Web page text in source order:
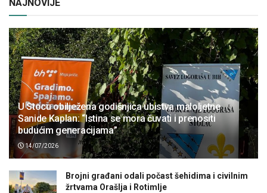
NAJNOVIJE
U Stocu obilježena godišnjica ubistva maloljetne
Sanide Kaplan: “Istina se mora čuvati i prenositi
budućim generacijama”
14/07/2026
Brojni građani odali počast šehidima i civilnim
žrtvama Orašlja i Rotimlje